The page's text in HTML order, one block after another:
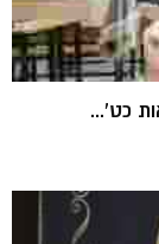
כט'...